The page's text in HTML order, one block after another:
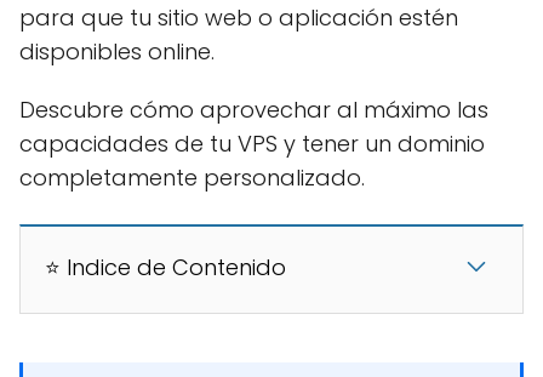
para que tu sitio web o aplicación estén
disponibles online.
Descubre cómo aprovechar al máximo las
capacidades de tu VPS y tener un dominio
completamente personalizado.
⭐ Indice de Contenido